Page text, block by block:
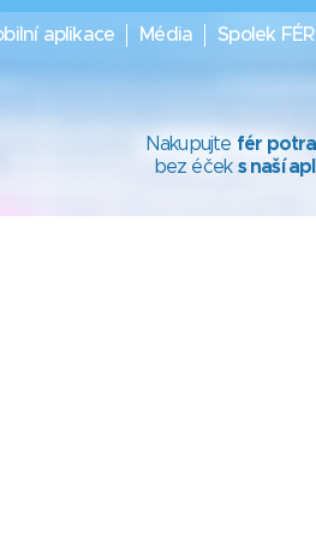
aplikace Média Spolek
Nakupujte fér
bez éček s naší